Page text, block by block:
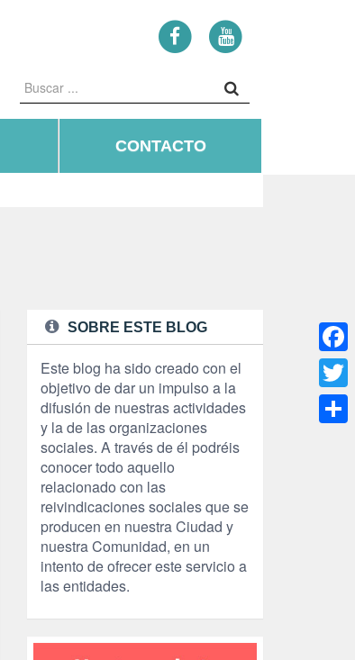
CONTACTO
SOBRE ESTE BLOG
Este blog ha sido creado con el
objetivo de dar un impulso a la
difusión de nuestras actividades
y la de las organizaciones
sociales. A través de él podréis
conocer todo aquello
relacionado con las
reivindicaciones sociales que se
producen en nuestra Ciudad y
nuestra Comunidad, en un
intento de ofrecer este servicio a
las entidades.